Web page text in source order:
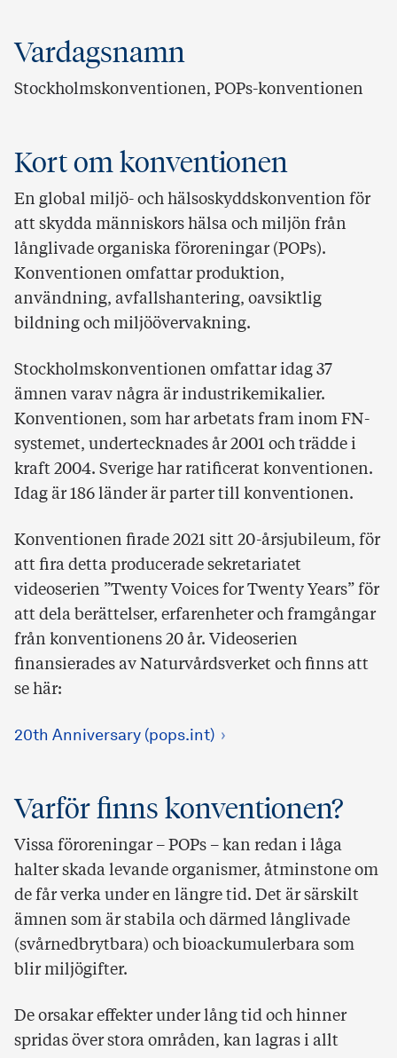
Vardagsnamn
Stockholmskonventionen, POPs-konventionen
Kort om konventionen
En global miljö- och hälsoskyddskonvention för
att skydda människors hälsa och miljön från
långlivade organiska föroreningar (POPs).
Konventionen omfattar produktion,
användning, avfallshantering, oavsiktlig
bildning och miljöövervakning.
Stockholmskonventionen omfattar idag 37
ämnen varav några är industrikemikalier.
Konventionen, som har arbetats fram inom FN-
systemet, undertecknades år 2001 och trädde i
kraft 2004. Sverige har ratificerat konventionen.
Idag är 186 länder är parter till konventionen.
Konventionen firade 2021 sitt 20-årsjubileum, för
att fira detta producerade sekretariatet
videoserien ”Twenty Voices for Twenty Years” för
att dela berättelser, erfarenheter och framgångar
från konventionens 20 år. Videoserien
finansierades av Naturvårdsverket och finns att
se här:
20th Anniversary (pops.int)
Varför finns konventionen?
Vissa föroreningar – POPs – kan redan i låga
halter skada levande organismer, åtminstone om
de får verka under en längre tid. Det är särskilt
ämnen som är stabila och därmed långlivade
(svårnedbrytbara) och bioackumulerbara som
blir miljögifter.
De orsakar effekter under lång tid och hinner
spridas över stora områden, kan lagras i allt